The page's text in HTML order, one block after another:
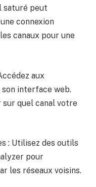
saturé peut
connexion
canaux pour une
aux
interface web.
quel canal votre
: Utilisez des outils
pour
les réseaux voisins.